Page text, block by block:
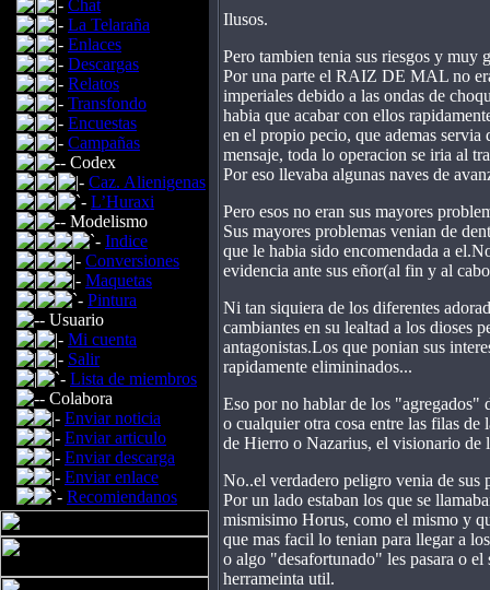
Chat
La Telaraña
Enlaces
Descargas
Relatos
Transfondo
Encuestas
Campañas
Codex
Caz. Alienigenas
L’Huraxi
Modelismo
Indice
Conversiones
Maquetas
Pintura
Usuario
Mi cuenta
Salir
Lista de miembros
Colabora
Enviar noticia
Enviar articulo
Enviar descarga
Enviar enlace
Recomiendanos
Ilusos.
Pero tambien tenia sus riesgos y muy
Por una parte el RAIZ DE MAL no
imperiales debido a las o­ndas de
habia que acabar con ellos
en el propio pecio, que ademas servia
mensaje, toda lo operacion se iria al
Por eso llevaba algunas naves de
Pero esos no eran sus mayores
Sus mayores problemas venian de
que le habia sido encomendada a
evidencia ante sus eñor(al fin y al
Ni tan siquiera de los diferentes
cambiantes en su lealtad a los dioses
antagonistas.Los que ponian sus
rapidamente elimininados...
Eso por no hablar de los "agregados"
o cualquier otra cosa entre las filas
de Hierro o Nazarius, el visionario de
No..el verdadero peligro venia de sus
Por un lado estaban los que se
mismisimo Horus, como el mismo y
que mas facil lo tenian para llegar a
o algo "desafortunado" les pasara o el
herrameinta util.